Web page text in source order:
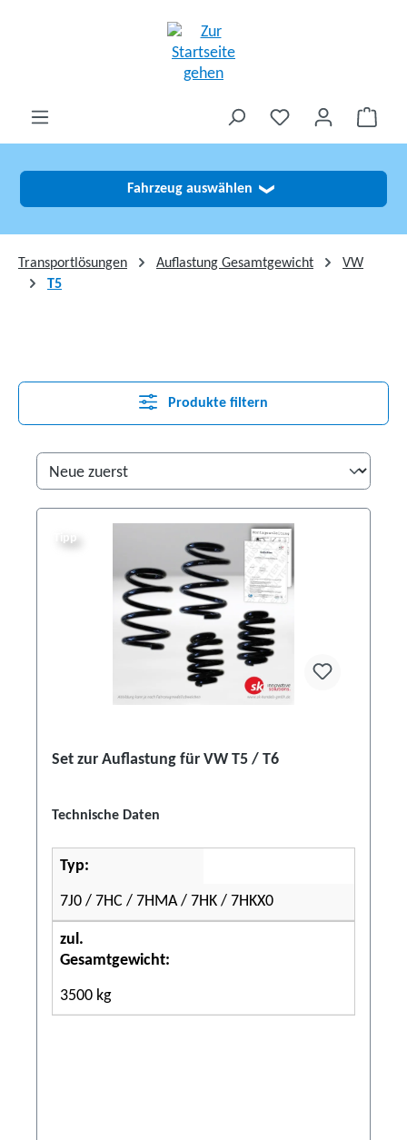
Fahrzeug auswählen ❯
Transportlösungen Auflastung Gesamtgewicht
VW
T5
Produkte filtern
Tipp
Set zur Auflastung für VW T5 / T6
Technische Daten
Typ:
7J0 / 7HC / 7HMA / 7HK / 7HKX0
zul.
Gesamtgewicht:
3500 kg